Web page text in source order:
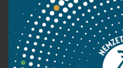
Imprint